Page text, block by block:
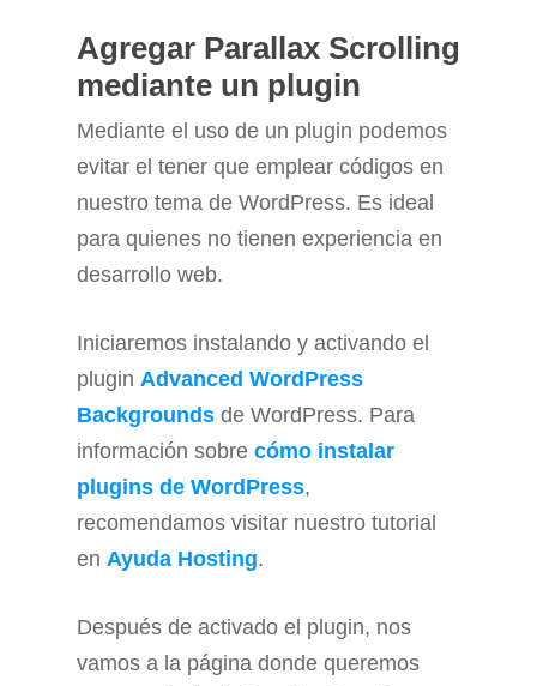
Agregar Parallax Scrolling
mediante un plugin
Mediante el uso de un plugin podemos
evitar el tener que emplear códigos en
nuestro tema de WordPress. Es ideal
para quienes no tienen experiencia en
desarrollo web.
Iniciaremos instalando y activando el
plugin Advanced WordPress
Backgrounds de WordPress. Para
información sobre cómo instalar
plugins de WordPress,
recomendamos visitar nuestro tutorial
en Ayuda Hosting.
Después de activado el plugin, nos
vamos a la página donde queremos